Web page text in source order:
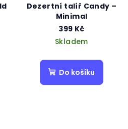
Dezertní talíř Candy –
Minimal
399 Kč
Skladem
Do košíku